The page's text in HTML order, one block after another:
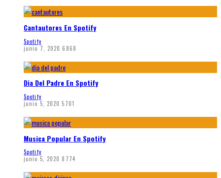
Cantautores En Spotify
Spotify
junio 7, 2020 6868
Dia Del Padre En Spotify
Spotify
junio 5, 2020 5701
Musica Popular En Spotify
Spotify
junio 5, 2020 8774